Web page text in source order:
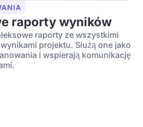
raporty wyników
raporty ze wszystkimi
projektu. Służą one jako
i wspierają komunikację